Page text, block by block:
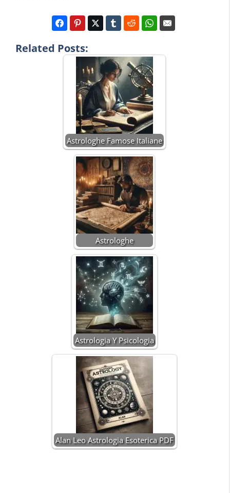
Related Posts:
Astrologhe Famose Italiane
Astrologhe
Astrologia Y Psicologia
Alan Leo Astrologia Esoterica PDF